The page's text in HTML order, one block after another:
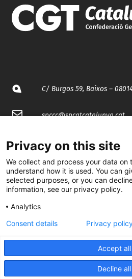
C/ Burgos 59, Baixos –
spccc@spcgtcatalunya.cat
@CGTCatalunya
cgtcatalunya
CGTCatalunya
cgtcatalunya
Desenvolupat
Privacy on this site
We collect and process your data on
understand how it is used. You can
selected purposes, or you can
information, see our privacy policy.
Analytics
Accept all
Decline all
Consent details Privacy